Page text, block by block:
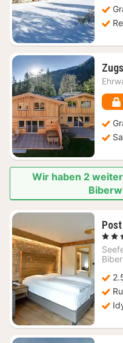
Wir haben 2
1
ab
€
, 4